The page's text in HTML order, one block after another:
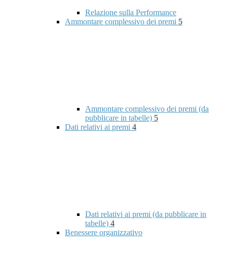
Relazione sulla Performance
Ammontare complessivo dei premi 5
Ammontare complessivo dei premi (da
pubblicare in tabelle) 5
Dati relativi ai premi 4
Dati relativi ai premi (da pubblicare in
tabelle) 4
Benessere organizzativo